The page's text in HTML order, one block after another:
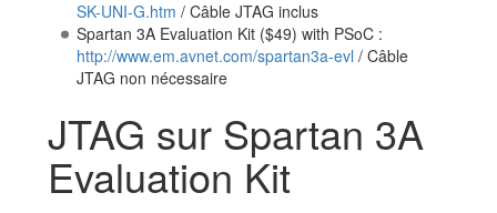
SK-UNI-G.htm / Câble JTAG inclus
Spartan 3A Evaluation Kit ($49) with PSoC :
http://www.em.avnet.com/spartan3a-evl / Câble
JTAG non nécessaire
JTAG sur Spartan 3A
Evaluation Kit